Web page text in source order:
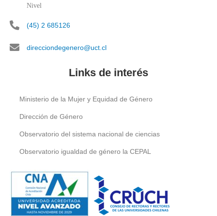
Nivel
(45) 2 685126
direcciondegenero@uct.cl
Links de interés
Ministerio de la Mujer y Equidad de Género
Dirección de Género
Observatorio del sistema nacional de ciencias
Observatorio igualdad de género la CEPAL